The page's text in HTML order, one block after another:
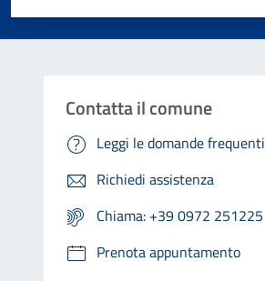
Contatta il comune
Leggi le domande frequenti
Richiedi assistenza
Chiama: +39 0972 251225
Prenota appuntamento